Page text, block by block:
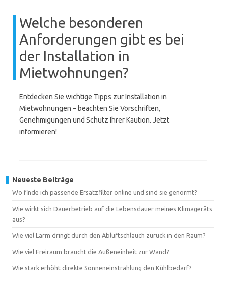
Welche besonderen
Anforderungen gibt es bei
der Installation in
Mietwohnungen?
Entdecken Sie wichtige Tipps zur Installation in
Mietwohnungen – beachten Sie Vorschriften,
Genehmigungen und Schutz Ihrer Kaution. Jetzt
informieren!
Neueste Beiträge
Wo finde ich passende Ersatzfilter online und sind sie genormt?
Wie wirkt sich Dauerbetrieb auf die Lebensdauer meines Klimageräts
aus?
Wie viel Lärm dringt durch den Abluftschlauch zurück in den Raum?
Wie viel Freiraum braucht die Außeneinheit zur Wand?
Wie stark erhöht direkte Sonneneinstrahlung den Kühlbedarf?